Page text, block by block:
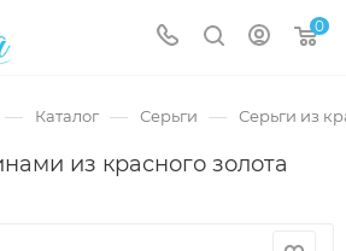
0
— Каталог — Серьги — Серьги из
из красного золота